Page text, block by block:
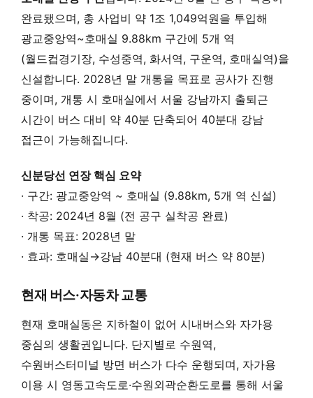
완료됐으며, 총 사업비 약 1조 1,049억원을 투입해
광교중앙역~호매실 9.88km 구간에 5개 역
(월드컵경기장, 수성중역, 화서역, 구운역, 호매실역)을
신설합니다. 2028년 말 개통을 목표로 공사가 진행
중이며, 개통 시 호매실에서 서울 강남까지 출퇴근
시간이 버스 대비 약 40분 단축되어 40분대 강남
접근이 가능해집니다.
신분당선 연장 핵심 요약
· 구간: 광교중앙역 ~ 호매실 (9.88km, 5개 역 신설)
· 착공: 2024년 8월 (전 공구 실착공 완료)
· 개통 목표: 2028년 말
· 효과: 호매실→강남 40분대 (현재 버스 약 80분)
현재 버스·자동차 교통
현재 호매실동은 지하철이 없어 시내버스와 자가용
중심의 생활권입니다. 단지별로 수원역,
수원버스터미널 방면 버스가 다수 운행되며, 자가용
이용 시 영동고속도로·수원외곽순환도로를 통해 서울